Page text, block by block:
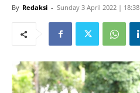
By Redaksi - Sunday 3 April 2022 | 18:38